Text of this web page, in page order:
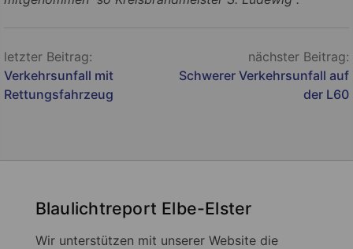
Beitragsnavigation
letzter Beitrag:
Verkehrsunfall mit
Rettungsfahrzeug
nächster Beitrag:
Schwerer Verkehrsunfall auf
der L60
Blaulichtreport Elbe-Elster
Wir unterstützen mit unserer Website die